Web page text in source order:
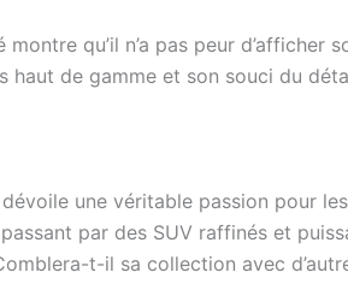
qu’il n’a pas peur
haut de gamme et son souci du
une véritable passion pour
par des SUV raffinés et
t-il sa collection avec